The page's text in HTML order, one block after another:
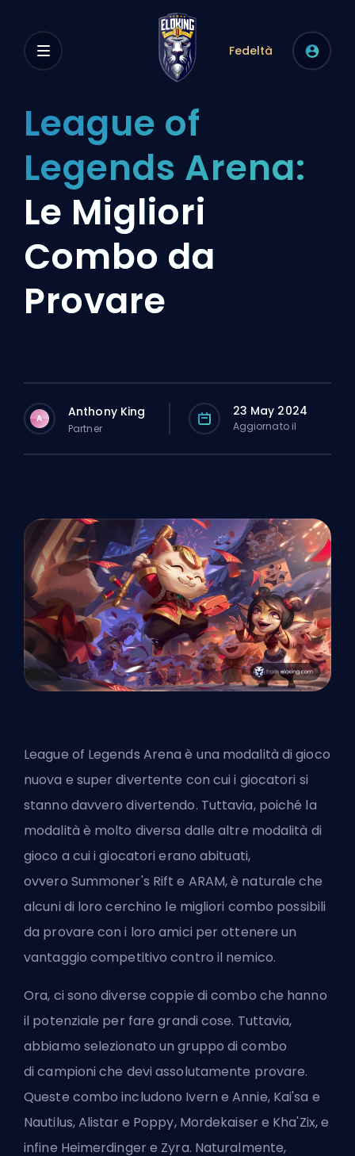
Fedeltà
League of
Legends Arena:
Le Migliori
Combo da
Provare
A Anthony King
Partner
23 May 2024
Aggiornato il
League of Legends Arena è una modalità di gioco
nuova e super divertente con cui i giocatori si
stanno davvero divertendo. Tuttavia, poiché la
modalità è molto diversa dalle altre modalità di
gioco a cui i giocatori erano abituati,
ovvero Summoner's Rift e ARAM, è naturale che
alcuni di loro cerchino le migliori combo possibili
da provare con i loro amici per ottenere un
vantaggio competitivo contro il nemico.
Ora, ci sono diverse coppie di combo che hanno
il potenziale per fare grandi cose. Tuttavia,
abbiamo selezionato un gruppo di combo
dicampioni che devi assolutamente provare.
Queste combo includono Ivern e Annie, Kai'sa e
Nautilus, Alistar e Poppy, Mordekaiser e Kha'Zix, e
infine Heimerdinger e Zyra. Naturalmente,